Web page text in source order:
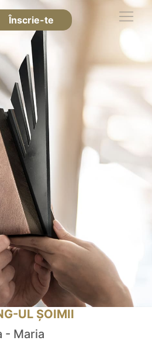
Înscrie-te
UL ȘOIMII
- Maria